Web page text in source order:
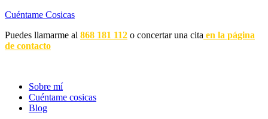
Cuéntame Cosicas
Puedes llamarme al 868 181 112 o concertar una cita en la página
de contacto
Sobre mí
Cuéntame cosicas
Blog